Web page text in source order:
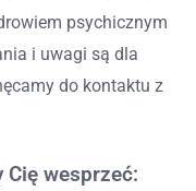
psychicznym
i uwagi są dla
do kontaktu z
Cię wesprzeć: